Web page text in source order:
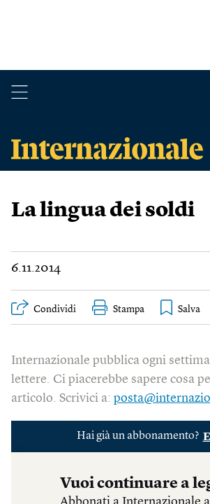
La lingua dei soldi
6.11.2014
Condividi Stampa
Internazionale pubblica ogni
lettere. Ci piacerebbe sapere cosa
articolo. Scrivici a: